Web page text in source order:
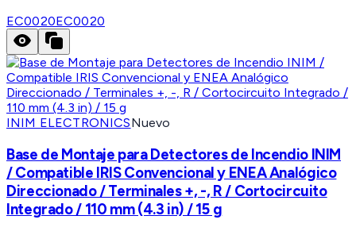
EC0020EC0020
INIM ELECTRONICSNuevo
Base de Montaje para Detectores de Incendio INIM
/ Compatible IRIS Convencional y ENEA Analógico
Direccionado / Terminales +, -, R / Cortocircuito
Integrado / 110 mm (4.3 in) / 15 g